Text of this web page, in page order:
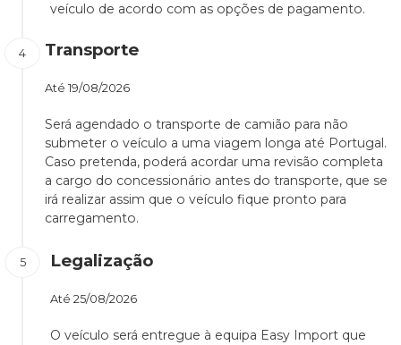
veículo de acordo com as opções de pagamento.
Transporte
Até 19/08/2026
Será agendado o transporte de camião para não
submeter o veículo a uma viagem longa até Portugal.
Caso pretenda, poderá acordar uma revisão completa
a cargo do concessionário antes do transporte, que se
irá realizar assim que o veículo fique pronto para
carregamento.
Legalização
Até 25/08/2026
O veículo será entregue à equipa Easy Import que